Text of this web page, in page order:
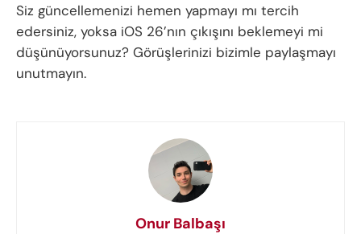
Siz güncellemenizi hemen yapmayı mı tercih
edersiniz, yoksa iOS 26’nın çıkışını beklemeyi mi
düşünüyorsunuz? Görüşlerinizi bizimle paylaşmayı
unutmayın.
Onur Balbaşı